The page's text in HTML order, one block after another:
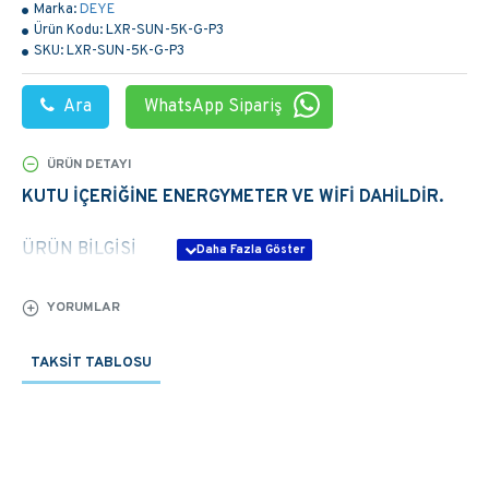
Marka:DEYE
Ürün Kodu:LXR-SUN-5K-G-P3
SKU:LXR-SUN-5K-G-P3
Ara WhatsApp Sipariş
ÜRÜN DETAYI
KUTU İÇERİĞİNE ENERGYMETER VE WİFİ DAHİLDİR.
ÜRÜN BİLGİSİ
Max. DC Input Power (kW): 6.5
Start-up DC Input Voltage (V): 140
MPPT Operating Range (V): 120-850
YORUMLAR
TAKSIT TABLOSU